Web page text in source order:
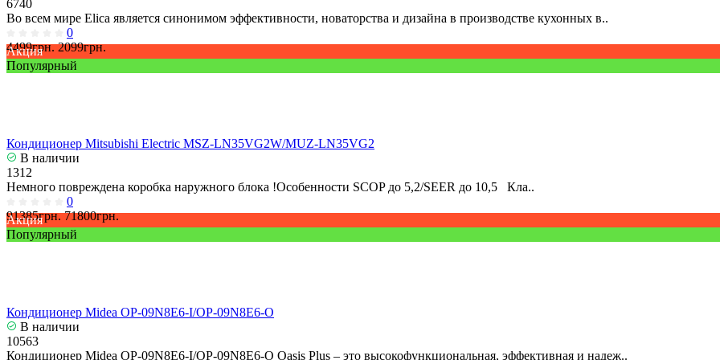
6740
Во всем мире Elica является синонимом эффективности, новаторства и дизайна в производстве кухонных в..
0
4499грн. 2099грн.
Акция
Популярный
Кондиционер Mitsubishi Electric MSZ-LN35VG2W/MUZ-LN35VG2
В наличии
1312
Немного повреждена коробка наружного блока !Особенности SCOP до 5,2/SEER до 10,5 Кла..
0
91385грн. 71800грн.
Акция
Популярный
Кондиционер Midea OP-09N8E6-I/OP-09N8E6-O
В наличии
10563
Кондиционер Midea OP-09N8E6-I/OP-09N8E6-O Oasis Plus – это высокофункциональная, эффективная и надеж..